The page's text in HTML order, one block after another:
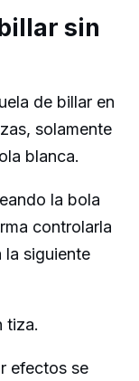
sin
de billar en
solamente
blanca.
la bola
controlarla
la siguiente
tiza.
efectos se